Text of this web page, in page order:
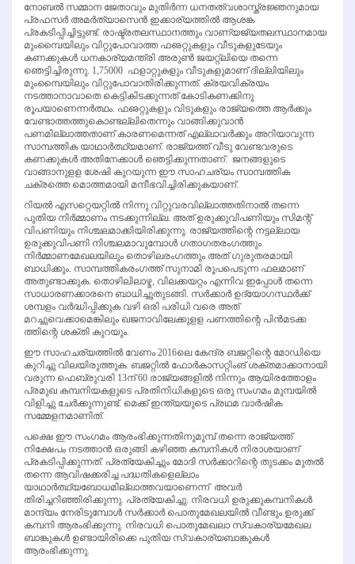
നോബല്‍ സമ്മാന ജേതാവും മുതിര്‍ന്ന ധനതത്വശാസ്ത്രജ്ഞനുമായ
പ്രഫസര്‍ അമര്‍ത്യാസെന്‍ ഇക്കാര്യത്തില്‍ ആശങ്ക
പ്രകടിപ്പിച്ചിട്ടുണ്ട്. രാഷ്ട്രതലസ്ഥാനത്തും വാണ്യജ്യതലസ്ഥാനമായ
മുംമ്പൈയിലും വിറ്റുപോവാത്ത ഫഌറ്റുകളും വീടുകളുടേയും
കണക്കുകള്‍ ധനകാര്യമന്ത്രി അരുണ്‍ ജയറ്റ്‌ലിയെ തന്നെ
ഞെട്ടിച്ചിരുന്നു. 1,75000 ഫളാറ്റുകളും വീടുകളുമാണ് ദില്ലിയിലും
മുംമ്പൈയിലും വിറ്റുപോവാതിരിക്കുന്നത്. ക്രയവിക്രയം
നടത്താനാവാതെ കെട്ടികിടക്കുന്നത് കോടികണക്കിനു
രൂപയാണെന്നര്‍ത്ഥം. ഫഌറ്റുകളും വിടുകളും രാജ്യത്തെ ആര്‍ക്കും
വേണ്ടാത്തത്തുകൊണ്ടല്ലിതെന്നും വാങ്ങിക്കുവാന്‍
പണമില്ലാത്തതാണ് കാരണമെന്നത് എല്ലാവര്‍ക്കും അറിയാവുന്ന
സാമ്പത്തിക യാഥാര്‍ത്ഥ്യമാണ്. രാജ്യത്ത് വീടു വേണ്ടവരുടെ
കണക്കുകള്‍ അതിനേക്കാള്‍ ഞെട്ടിക്കുന്നതാണ്. ജനങ്ങളുടെ
വാങ്ങാനുളള ശേഷി കുറയുന്ന ഈ സാഹചര്യം സാമ്പത്തിക
ചക്രത്തെ മൊത്തമായി മന്ദീഭവിച്ചിരിക്കുകയാണ്.
റിയല്‍ എസറ്റെയറ്റില്‍ നിന്നു വിറ്റുവരവില്ലാത്തതിനാല്‍ തന്നെ
പുതിയ നിര്‍മ്മാണം നടക്കുന്നില്ല. അത് ഉരുക്കുവിപണിയും സിമന്റ്
വിപണിയും നിശ്ചലമാക്കിയിരിക്കുന്നു. രാജ്യത്തിന്റെ നട്ടല്ലായ
ഉരുക്കുവിപണി നിശ്ചലമാവുമ്പോള്‍ ഗതാഗതരംഗത്തും
നിര്‍മ്മാണമേഖലയിലും തൊഴിലരംഗത്തും അത് ഗുരുതരമായി
ബാധിക്കും. സാമ്പത്തികരംഗത്ത് സുനാമി രൂപപെടുന്ന ഫലമാണ്
അതുണ്ടാക്കുക. തൊഴിലിലാഴ്മ, വിലക്കയറ്റം എന്നിവ ഇപ്പോള്‍ തന്നെ
സാധാരണക്കാരനെ ബാധിച്ചുതുടങ്ങി. സര്‍ക്കാര്‍ ഉദ്യോഗസ്ഥര്‍ക്ക്
ശമ്പളം വര്‍ദ്ധിപ്പിക്കുക വഴി ഒരി പരിധി വരെ അത്
മറച്ചുവെക്കാമെങ്കിലും ഖജനാവിലേക്കുളള പണത്തിന്റെ പിന്‍മടക്ക
ത്തിന്റെ ശക്തി കുറയും.
ഈ സാഹചര്യത്തില്‍ വേണം 2016ലെ കേന്ദ്ര ബജറ്റിന്റെ മോഡിയെ
കുറിച്ചു വിലയിരുത്തുക. ബജറ്റില്‍ ഫോര്‍കാസറ്റിംങ് ശക്തമാക്കാനായി
വരുന്ന ഫെബ്രുവരി 13ന് 60 രാജ്യങ്ങളില്‍ നിന്നും ആയിരത്തോളം
പ്രമുഖ കമ്പനിയകളുടെ പ്രതിനിധികളുടെ ഒരു സംഗമം മുമ്പയില്‍
വിളിച്ചു ചേര്‍ക്കുന്നുണ്ട്. മെക്ക് ഇന്ത്യയുടെ പ്രഥമ വാര്‍ഷിക
സമ്മേളനമാണിത്.
പക്ഷെ ഈ സംഗമം ആരംഭിക്കുന്നതിനുമുമ്പ് തന്നെ രാജ്യത്ത്
നിക്ഷേപം നടത്താന്‍ ഒരുങ്ങി കഴിഞ്ഞ കമ്പനികള്‍ നിരാശയാണ്
പ്രകടിപ്പിക്കുന്നത്. പ്രത്യേകിച്ചും മോദി സര്‍ക്കാറിന്റെ തുടക്കം മുതല്‍
തന്നെ ആവിഷക്കരിച്ച പദ്ധതികളെല്ലാം
യാഥാര്‍ത്ഥ്യബോധമില്ലാത്തവയാണെന്ന് അവര്‍
തിരിച്ചറിഞ്ഞിരിക്കുന്നു. പ്രത്യേകിച്ചു. നിരവധി ഉരുക്കുകമ്പനികള്‍
മാന്ദ്യം നേരിടുമ്പോള്‍ സര്‍ക്കാര്‍ പൊതുമേഖലയില്‍ വീണ്ടും ഉരുക്ക്
കമ്പനി ആരംഭിക്കുന്നു. നിരവധി പൊതുമേഖലാ സ്വകാര്യമേഖല
ബാങ്കുകള്‍ ഉണ്ടായിരിക്കെ പുതിയ സ്വകാര്യബാങ്കുകള്‍
ആരംഭിക്കുന്നു.